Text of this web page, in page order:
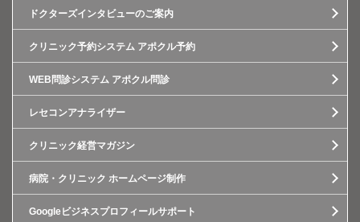
ドクターズインタビューのご案内
クリニック予約システム アポクル予約
WEB問診システム アポクル問診
レセコンアナライザー
クリニック経営マガジン
病院・クリニック ホームページ制作
Googleビジネスプロフィールサポート